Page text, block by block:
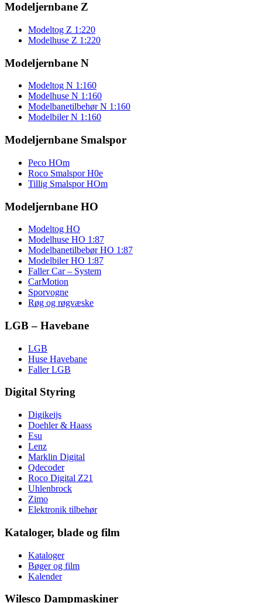
Modeljernbane Z
Modeltog Z 1:220
Modelhuse Z 1:220
Modeljernbane N
Modeltog N 1:160
Modelhuse N 1:160
Modelbanetilbehør N 1:160
Modelbiler N 1:160
Modeljernbane Smalspor
Peco HOm
Roco Smalspor H0e
Tillig Smalspor HOm
Modeljernbane HO
Modeltog HO
Modelhuse HO 1:87
Modelbanetilbebør HO 1:87
Modelbiler HO 1:87
Faller Car – System
CarMotion
Sporvogne
Røg og røgvæske
LGB – Havebane
LGB
Huse Havebane
Faller LGB
Digital Styring
Digikeijs
Doehler & Haass
Esu
Lenz
Marklin Digital
Qdecoder
Roco Digital Z21
Uhlenbrock
Zimo
Elektronik tilbehør
Kataloger, blade og film
Kataloger
Bøger og film
Kalender
Wilesco Dampmaskiner